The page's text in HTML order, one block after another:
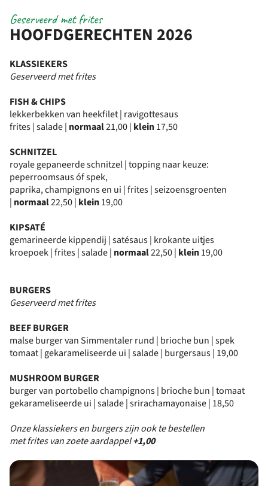
HOOFDGERECHTEN 2026
Geserveerd met frites
KLASSIEKERS
Geserveerd met frites
FISH & CHIPS
lekkerbekken van heekfilet | ravigottesaus
frites | salade | normaal21,00 | klein17,50
SCHNITZEL
royale gepaneerde schnitzel | topping naar keuze:
peperroomsaus óf spek,
paprika, champignons en ui | frites | seizoensgroenten
| normaal22,50 | klein19,00
KIPSATÉ
gemarineerde kippendij | satésaus | krokante uitjes
kroepoek | frites | salade | normaal22,50 | klein19,00
BURGERS
Geserveerd met frites
BEEF BURGER
malse burger van Simmentaler rund | brioche bun | spek
tomaat | gekarameliseerde ui | salade | burgersaus | 19,00
MUSHROOM BURGER
burger van portobello champignons | brioche bun | tomaat
gekarameliseerde ui | salade | srirachamayonaise | 18,50
Onze klassiekers en burgers zijn ook te bestellen
met frites van zoete aardappel+1,00